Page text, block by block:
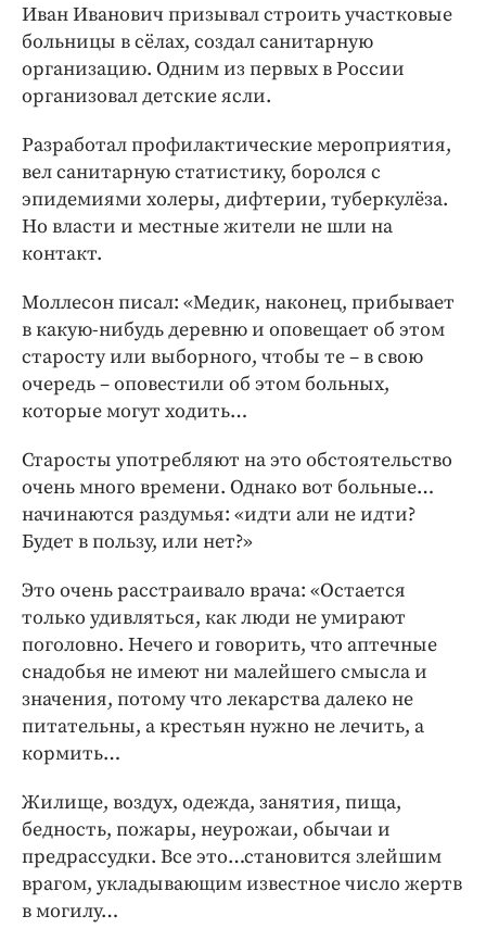
Иван Иванович призывал строить участковые
больницы в сёлах, создал санитарную
организацию. Одним из первых в России
организовал детские ясли.
Разработал профилактические мероприятия,
вел санитарную статистику, боролся с
эпидемиями холеры, дифтерии, туберкулёза.
Но власти и местные жители не шли на
контакт.
Моллесон писал: «Медик, наконец, прибывает
в какую-нибудь деревню и оповещает об этом
старосту или выборного, чтобы те – в свою
очередь – оповестили об этом больных,
которые могут ходить…
Старосты употребляют на это обстоятельство
очень много времени. Однако вот больные…
начинаются раздумья: «идти али не идти?
Будет в пользу, или нет?»
Это очень расстраивало врача: «Остается
только удивляться, как люди не умирают
поголовно. Нечего и говорить, что аптечные
снадобья не имеют ни малейшего смысла и
значения, потому что лекарства далеко не
питательны, а крестьян нужно не лечить, а
кормить…
Жилище, воздух, одежда, занятия, пища,
бедность, пожары, неурожаи, обычаи и
предрассудки. Все это…становится злейшим
врагом, укладывающим известное число жертв
в могилу…